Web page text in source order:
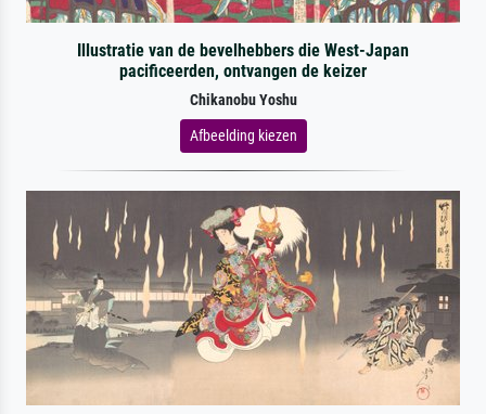
Illustratie van de bevelhebbers die West-Japan
pacificeerden, ontvangen de keizer
Chikanobu Yoshu
Afbeelding kiezen